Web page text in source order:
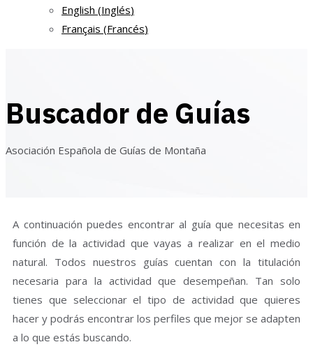
English (Inglés)
Français (Francés)
Buscador de Guías
Asociación Española de Guías de Montaña
A continuación puedes encontrar al guía que necesitas en
función de la actividad que vayas a realizar en el medio
natural. Todos nuestros guías cuentan con la titulación
necesaria para la actividad que desempeñan. Tan solo
tienes que seleccionar el tipo de actividad que quieres
hacer y podrás encontrar los perfiles que mejor se adapten
a lo que estás buscando.